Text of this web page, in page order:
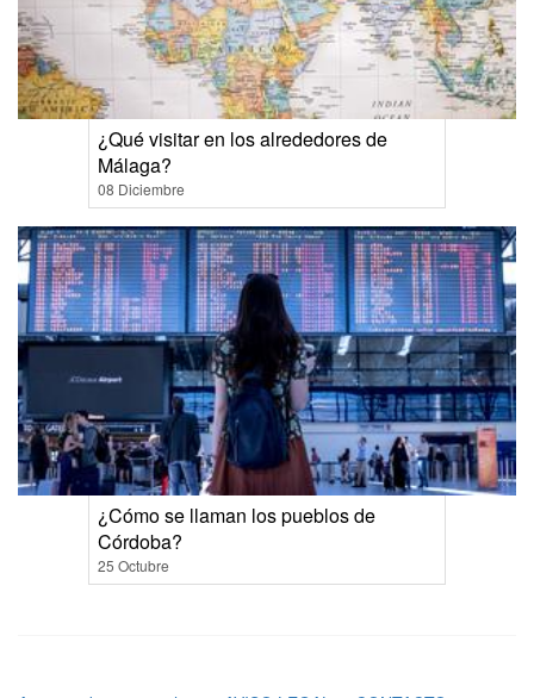
¿Qué visitar en los alrededores de
Málaga?
08 Diciembre
¿Cómo se llaman los pueblos de
Córdoba?
25 Octubre